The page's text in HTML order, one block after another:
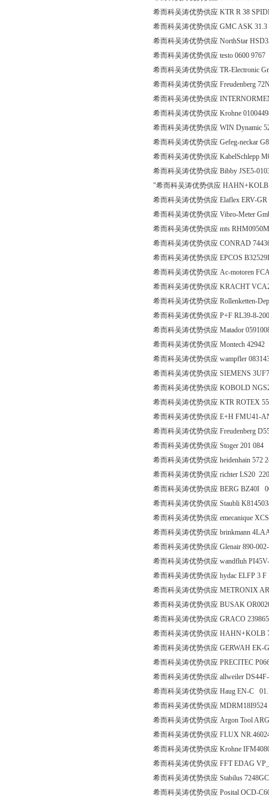
希而科吴涛优势供应 KTR R 38
希而科吴涛优势供应 GMC ASK
希而科吴涛优势供应 NorthStar
希而科吴涛优势供应 testo 0600 9767
希而科吴涛优势供应 TR-Electronic
希而科吴涛优势供应 Freudenberg
希而科吴涛优势供应
希而科吴涛优势供应 Krohne
希而科吴涛优势供应 WIN Dynamic
希而科吴涛优势供应 Gefeg-neckar
希而科吴涛优势供应 KabelSchlepp
希而科吴涛优势供应 Bibby JSE5-
"希而科吴涛优势供应 HAHN+KOLB
希而科吴涛优势供应 Elaflex ERV-
希而科吴涛优势供应 Vibro-Meter
希而科吴涛优势供应 mts
希而科吴涛优势供应 CONRAD
希而科吴涛优势供应 EPCOS
希而科吴涛优势供应 Ac-motoren
希而科吴涛优势供应 KRACHT
希而科吴涛优势供应 Rollenketten-
希而科吴涛优势供应 P+F RL39-8-
希而科吴涛优势供应 Matador
希而科吴涛优势供应 Montech 42942
希而科吴涛优势供应 wampfler
希而科吴涛优势供应 SIEMENS
希而科吴涛优势供应 KOBOLD
希而科吴涛优势供应 KTR ROTEX
希而科吴涛优势供应 E+H FMU41-
希而科吴涛优势供应 Freudenberg
希而科吴涛优势供应 Stoger 201 084
希而科吴涛优势供应 heidenhain 572
希而科吴涛优势供应 richter LS20
希而科吴涛优势供应 BERG BZ40I
希而科吴涛优势供应 Staubli
希而科吴涛优势供应 emecanique
希而科吴涛优势供应 brinkmann
希而科吴涛优势供应 Glenair 890-
希而科吴涛优势供应 wandfluh
希而科吴涛优势供应 hydac ELFP 3 F
希而科吴涛优势供应 METRONIX
希而科吴涛优势供应 BUSAK
希而科吴涛优势供应 GRACO
希而科吴涛优势供应 HAHN+KOLB
希而科吴涛优势供应 GERWAH EK-
希而科吴涛优势供应 PRECITEC
希而科吴涛优势供应 allweiler
希而科吴涛优势供应 Haug EN-C
希而科吴涛优势供应 MDRM18I9524
希而科吴涛优势供应 Argon Tool
希而科吴涛优势供应 FLUX
希而科吴涛优势供应 Krohne
希而科吴涛优势供应 FFT EDAG
希而科吴涛优势供应 Stabilus
希而科吴涛优势供应 Posital OCD-